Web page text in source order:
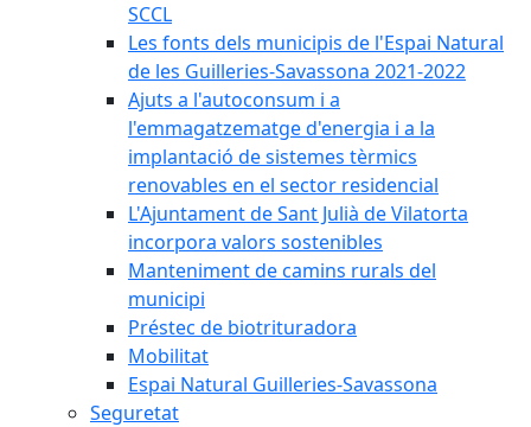
SCCL
Les fonts dels municipis de l'Espai Natural
de les Guilleries-Savassona 2021-2022
Ajuts a l'autoconsum i a
l'emmagatzematge d'energia i a la
implantació de sistemes tèrmics
renovables en el sector residencial
L'Ajuntament de Sant Julià de Vilatorta
incorpora valors sostenibles
Manteniment de camins rurals del
municipi
Préstec de biotrituradora
Mobilitat
Espai Natural Guilleries-Savassona
Seguretat